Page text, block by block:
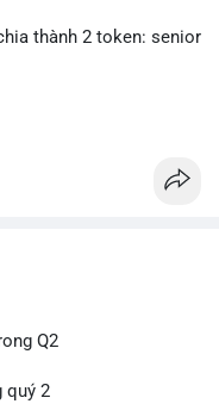
thành 2 token: senior
Q2
quý 2